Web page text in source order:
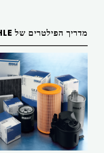
מדריך הפילטרים של MAHLE